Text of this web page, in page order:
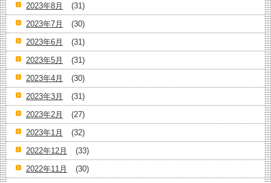
2023年8月
(31)
2023年7月
(30)
2023年6月
(31)
2023年5月
(31)
2023年4月
(30)
2023年3月
(31)
2023年2月
(27)
2023年1月
(32)
2022年12月
(33)
2022年11月
(30)